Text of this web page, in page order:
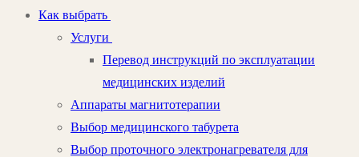
Как выбрать
Услуги
Перевод инструкций по эксплуатации
медицинских изделий
Аппараты магнитотерапии
Выбор медицинского табурета
Выбор проточного электронагревателя для